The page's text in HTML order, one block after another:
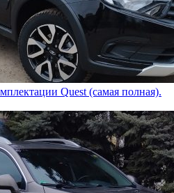
Quest (самая полная).